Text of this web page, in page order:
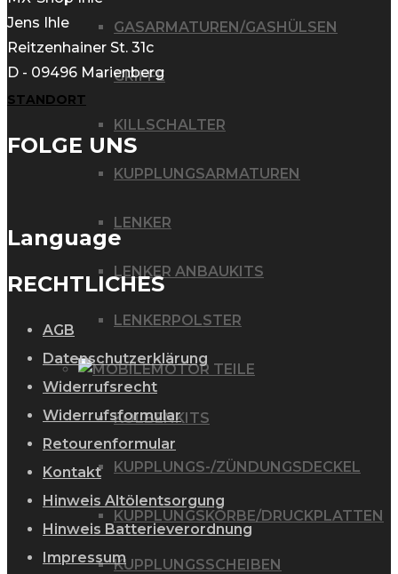
GASARMATUREN/GASHÜLSEN
GRIFFE
KILLSCHALTER
KUPPLUNGSARMATUREN
LENKER
LENKER ANBAUKITS
LENKERPOLSTER
MOTOR TEILE
KOLBENKITS
KUPPLUNGS-/ZÜNDUNGSDECKEL
KUPPLUNGSKÖRBE/DRUCKPLATTEN
KUPPLUNGSSCHEIBEN
Jens Ihle
Reitzenhainer St. 31c
D - 09496 Marienberg
STANDORT
FOLGE UNS
Language
RECHTLICHES
AGB
Datenschutzerklärung
Widerrufsrecht
Widerrufsformular
Retourenformular
Kontakt
Hinweis Altölentsorgung
Hinweis Batterieverordnung
Impressum